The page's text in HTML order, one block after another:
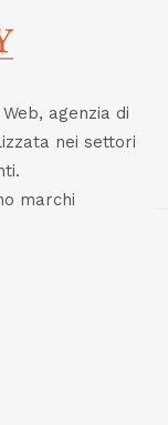
agenzia di
nei settori
marchi